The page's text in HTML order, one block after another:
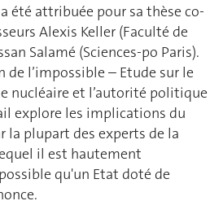
été attribuée pour sa thèse co-
Alexis Keller (Faculté de
Salamé (Sciences-po Paris).
l’impossible – Etude sur le
nucléaire et l’autorité politique
explore les implications du
la plupart des experts de la
il est hautement
qu'un Etat doté de